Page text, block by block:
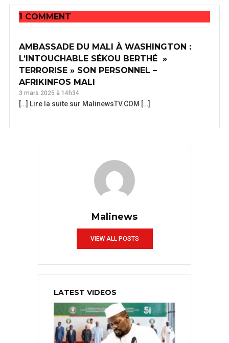
1 COMMENT
AMBASSADE DU MALI À WASHINGTON :
L’INTOUCHABLE SÉKOU BERTHÉ »
TERRORISE » SON PERSONNEL –
AFRIKINFOS MALI
3 mars 2025 à 14h34
[…] Lire la suite sur MalinewsTV.COM […]
Malinews
VIEW ALL POSTS
LATEST VIDEOS